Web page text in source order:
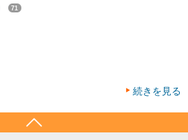
71
続きを見る